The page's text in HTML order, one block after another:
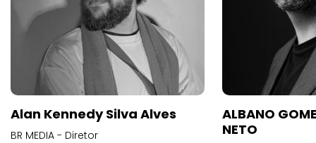
Alan Kennedy Silva Alves
BR MEDIA - Diretor
ALBANO
NETO